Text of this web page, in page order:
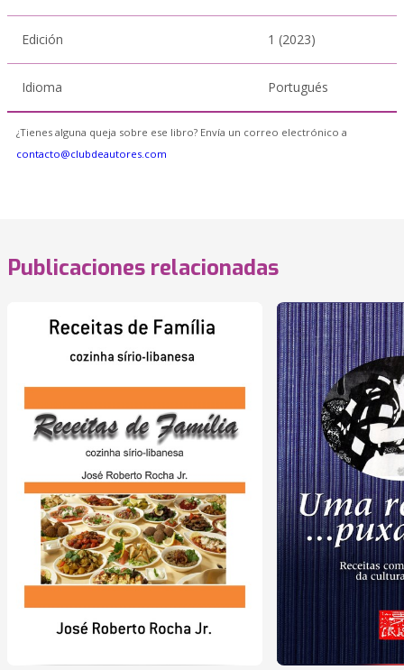
Edición 1 (2023)
Idioma Portugués
¿Tienes alguna queja sobre ese libro? Envía un correo electrónico a
contacto@clubdeautores.com
Publicaciones relacionadas